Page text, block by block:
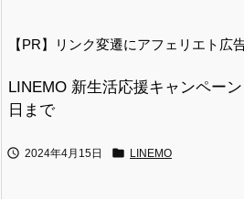
【PR】リンク変遷にアフェリエト広
LINEMO 新生活応援キャンペー
日まで
 2024年4月15日  LINEMO